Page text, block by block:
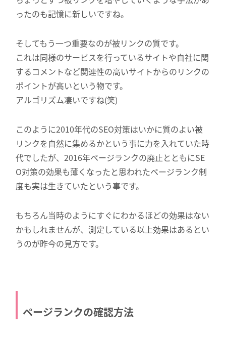
ったのも記憶に新しいですね。
そしてもう一つ重要なのが被リンクの質です。
これは同様のサービスを行っているサイトや自社に関
するコメントなど関連性の高いサイトからのリンクの
ポイントが高いという物です。
アルゴリズム凄いですね(笑)
このように2010年代のSEO対策はいかに質のよい被
リンクを自然に集めるかという事に力を入れていた時
代でしたが、2016年ページランクの廃止とともにSE
O対策の効果も薄くなったと思われたページランク制
度も実は生きていたという事です。
もちろん当時のようにすぐにわかるほどの効果はない
かもしれませんが、測定している以上効果はあるとい
うのが昨今の見方です。
ページランクの確認方法